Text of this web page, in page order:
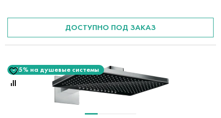
ДОСТУПНО ПОД ЗАКАЗ
-15% на душевые системы